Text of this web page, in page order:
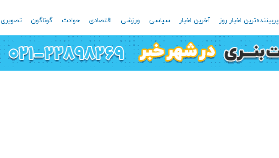
پربیننده‌ترین اخبار روز آخرین اخبار سیاسی ورزشی اقتصادی حوادث گوناگون تصویری